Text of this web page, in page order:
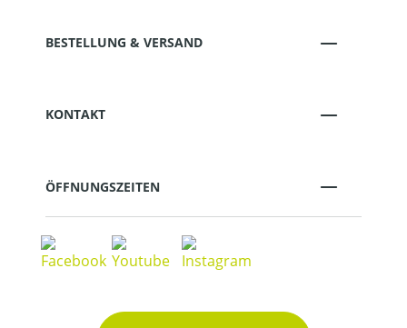
BESTELLUNG & VERSAND
KONTAKT
ÖFFNUNGSZEITEN